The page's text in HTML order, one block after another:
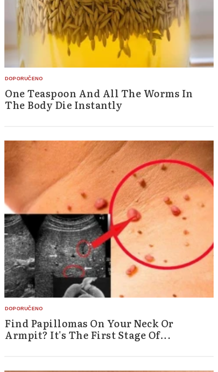
One Teaspoon And All The Worms In
The Body Die Instantly
Find Papillomas On Your Neck Or
Armpit? It's The First Stage Of...